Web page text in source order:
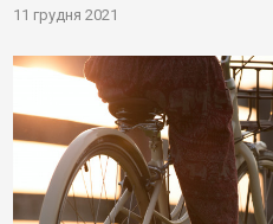
11 грудня 2021